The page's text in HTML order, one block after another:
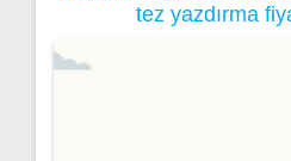
tez yazdırma